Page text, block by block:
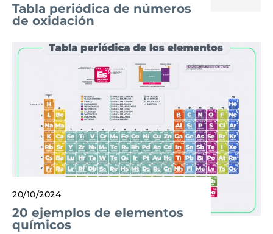
Tabla periódica de números
de oxidación
20/10/2024
20 ejemplos de elementos
químicos